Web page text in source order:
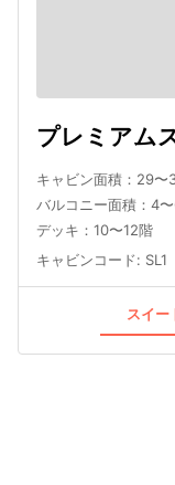
プレミアム
キャビン面積：29〜
バルコニー面積：4
デッキ：10〜12階
キャビンコード: SL1
スイー